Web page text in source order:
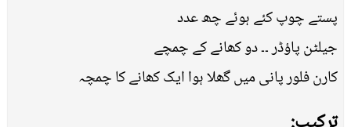
پستے چوپ کئے ہوئے چھ عدد
جیلٹن پاؤڈر ۔۔ دو کھانے کے چمچے
کارن فلور پانی میں گھلا ہوا ایک کھانے کا چمچہ